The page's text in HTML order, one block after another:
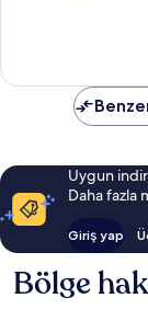
Uygun
Daha fazla
Giriş yap
Bölge